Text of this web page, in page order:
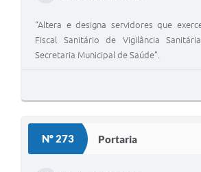
“Altera e designa servidores que
Fiscal Sanitário de Vigilância
Secretaria Municipal de Saúde”.
Nº 273 Portaria